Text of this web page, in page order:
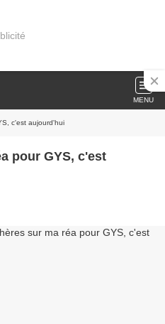
MENU
c'est aujourd'hui
pour GYS, c'est